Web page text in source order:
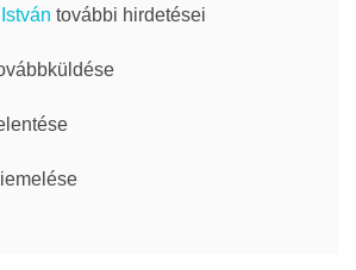
további hirdetései